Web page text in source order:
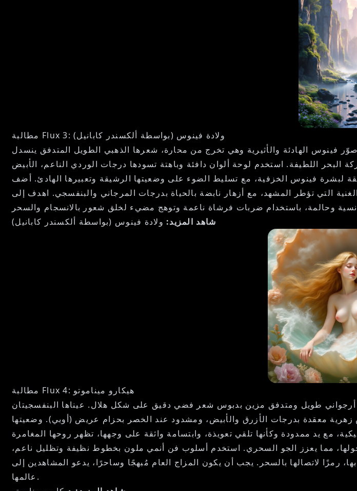
مطالبة Flux 3: ولادة فينوس (بواسطة ألكسندر كابانيل)
فينوس الهادئة والأثيرية وهي تخرج من محارة، شعرها الذهبي الطويل المتدفق ينسدل
البحر اللطيفة. استخدم لوحة ألوان دافئة وباهتة تسودها درجات الوردي الناعم، الأبيض
لبشرة فينوس الخزفية، مع تسليط الضوء على وضعيتها الرشيقة وتعبيرها الهادئ. أضف
التي تؤطر المشهد، مع أزهار نابضة بالحياة بدرجات المرجاني والبنفسجي. اهدف إلى
شاهد المزيد: ولادة فينوس (بواسطة ألكسندر كابانيل)
مطالبة Flux 4: هيكارو ميناموتو
أرجواني طويل ومتدفق مزين بدبوس شعر فضي دقيق على شكل هلال. عيناها البنفسجيتان
زهرية معقدة بدرجات الأزرق والأبيض، ومشدود عند الخصر بحزام عريض (أوبي). وضعيتها
مما يعزز الجو السحري. استخدم أسلوب فن أنمي ملون بخطوط نظيفة وتظليل ناعم،
رمزًا لاتصالها بالسحر. يجب أن يكون المزاج العام مُبهجًا وساحرًا، يدعو المشاهدين إلى
عالمها.